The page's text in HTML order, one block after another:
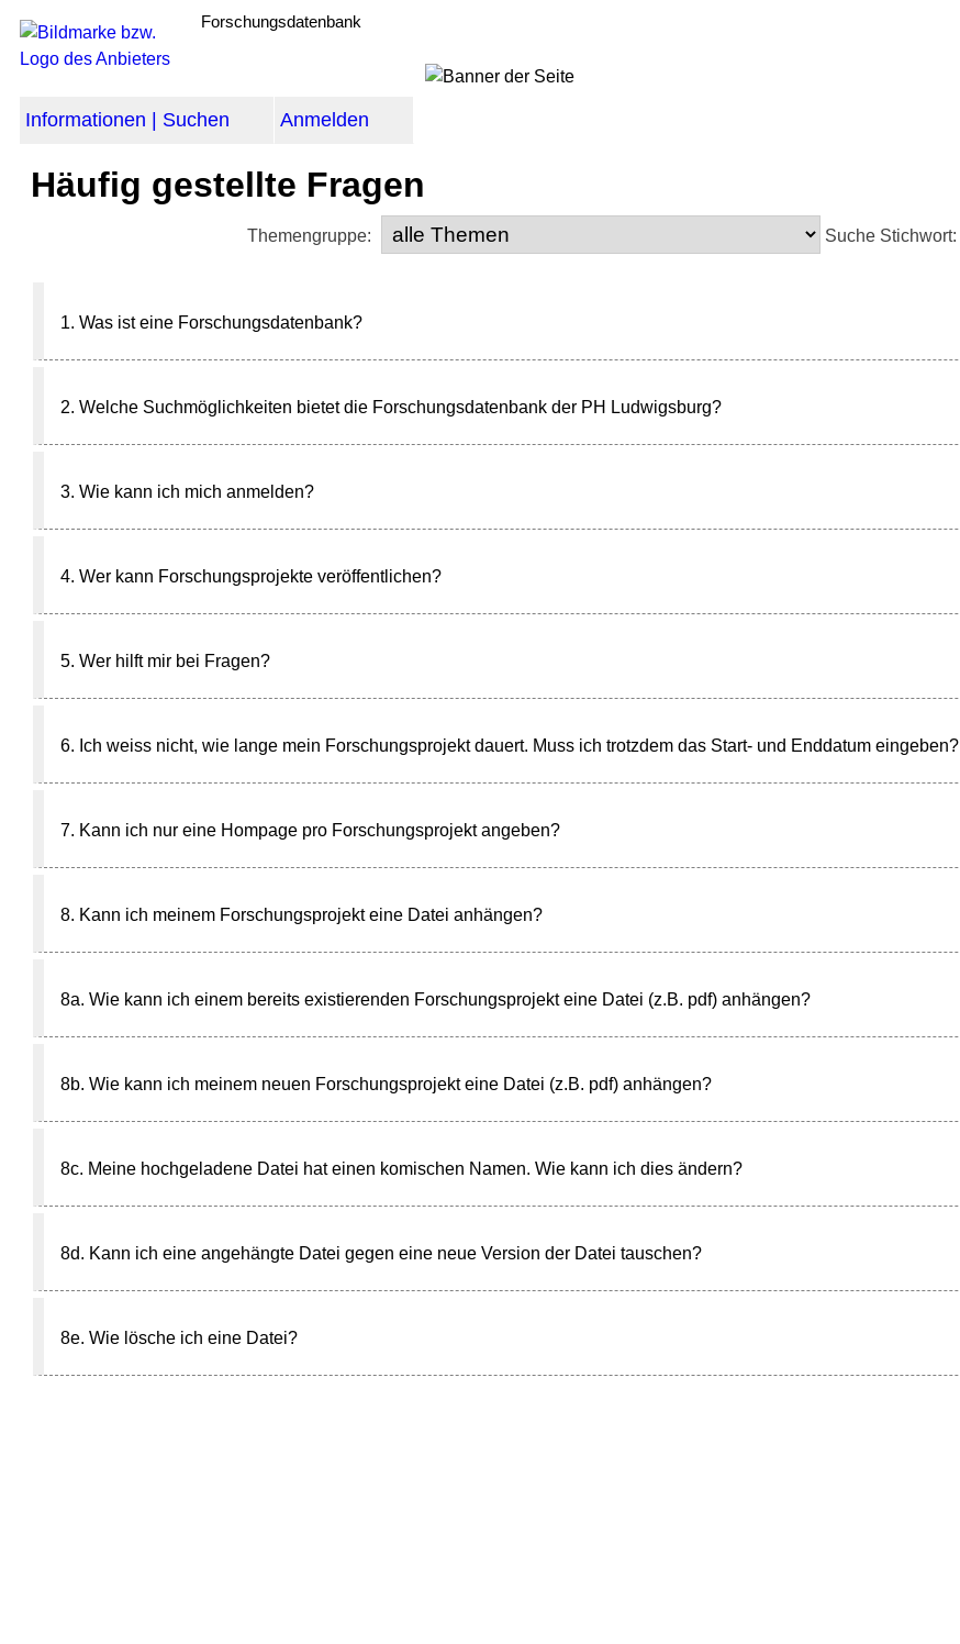
Forschungsdatenbank
Informationen | Suchen Anmelden
Häufig gestellte Fragen
Themengruppe: Suche Stichwort:
1. Was ist eine Forschungsdatenbank?
2. Welche Suchmöglichkeiten bietet die Forschungsdatenbank der PH Ludwigsburg?
3. Wie kann ich mich anmelden?
4. Wer kann Forschungsprojekte veröffentlichen?
5. Wer hilft mir bei Fragen?
6. Ich weiss nicht, wie lange mein Forschungsprojekt dauert. Muss ich trotzdem das Start- und Enddatum eingeben?
7. Kann ich nur eine Hompage pro Forschungsprojekt angeben?
8. Kann ich meinem Forschungsprojekt eine Datei anhängen?
8a. Wie kann ich einem bereits existierenden Forschungsprojekt eine Datei (z.B. pdf) anhängen?
8b. Wie kann ich meinem neuen Forschungsprojekt eine Datei (z.B. pdf) anhängen?
8c. Meine hochgeladene Datei hat einen komischen Namen. Wie kann ich dies ändern?
8d. Kann ich eine angehängte Datei gegen eine neue Version der Datei tauschen?
8e. Wie lösche ich eine Datei?